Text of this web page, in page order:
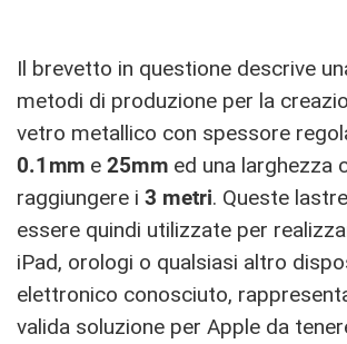
Il brevetto in questione descrive
metodi di produzione per la
vetro metallico con spessore
0.1mm e 25mmed una larghezza
raggiungere i 3 metri. Queste
essere quindi utilizzate per
iPad, orologi o qualsiasi altro
elettronico conosciuto,
valida soluzione per Apple da